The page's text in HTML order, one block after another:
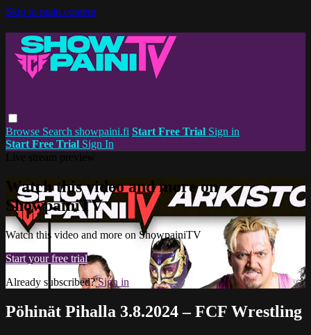
Skip to main content
Browse Search showpaini.fi Start Free Trial Sign in
Start Free Trial Sign In
Watch this video and more on
ShowpainiTV
Watch this video and more on ShowpainiTV
Start your free trial
Already subscribed?Sign in
Pöhinät Pihalla 3.8.2024 – FCF Wrestling